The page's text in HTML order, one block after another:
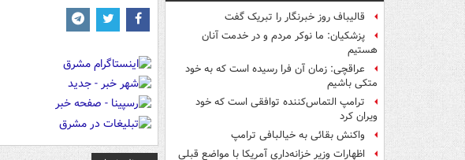
قالیباف روز خبرنگار را تبریک گفت
پزشکیان: ما نوکر مردم و در خدمت آنان
هستیم
عراقچی: زمان آن فرا رسیده است که به خود
متکی باشیم
ترامپ التماس‌کننده توافقی است که خود
ویران کرد
واکنش بقائی به خیالبافی ترامپ
اظهارات وزیر خزانه‌داری آمریکا با مواضع قبلی